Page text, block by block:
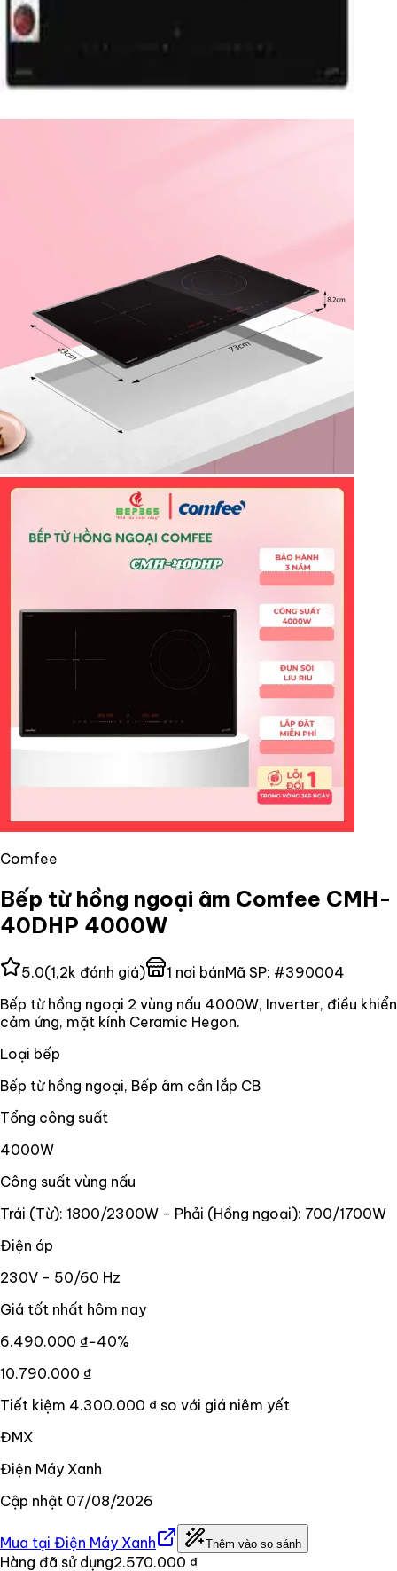
Comfee
Bếp từ hồng ngoại âm Comfee CMH-
40DHP 4000W
5.0(1,2k đánh giá) 1 nơi bánMã SP: #390004
Bếp từ hồng ngoại 2 vùng nấu 4000W, Inverter, điều khiển
cảm ứng, mặt kính Ceramic Hegon.
Loại bếp
Bếp từ hồng ngoại, Bếp âm cần lắp CB
Tổng công suất
4000W
Công suất vùng nấu
Trái (Từ): 1800/2300W - Phải (Hồng ngoại): 700/1700W
Điện áp
230V - 50/60 Hz
Giá tốt nhất hôm nay
6.490.000 ₫−40%
10.790.000 ₫
Tiết kiệm 4.300.000 ₫ so với giá niêm yết
ĐMX
Điện Máy Xanh
Cập nhật 07/08/2026
Mua tại Điện Máy Xanh Thêm vào so sánh
Hàng đã sử dụng2.570.000 ₫